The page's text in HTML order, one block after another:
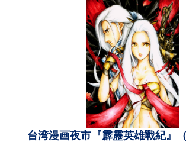
台湾漫画夜市『霹靂英雄戰紀』（